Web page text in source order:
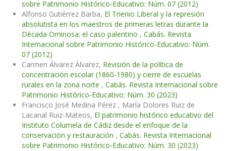
sobre Patrimonio Histórico-Educativo: Núm. 07 (2012)
Alfonso Gutiérrez Barba, El Trienio Liberal y la represión
absolutista en los maestros de primeras letras durante la
Década Ominosa: el caso palentino , Cabás. Revista
Internacional sobre Patrimonio Histórico-Educativo: Núm.
07 (2012)
Carmen Álvarez Álvarez, Revisión de la política de
concentración escolar (1860-1980) y cierre de escuelas
rurales en la zona norte , Cabás. Revista Internacional sobre
Patrimonio Histórico-Educativo: Núm. 30 (2023)
Francisco José Medina Pérez , María Dolores Ruiz de
Lacanal Ruiz-Mateos, El patrimonio histórico educativo del
Instituto Columela de Cádiz desde el enfoque de la
conservación y restauración , Cabás. Revista Internacional
sobre Patrimonio Histórico-Educativo: Núm. 30 (2023)